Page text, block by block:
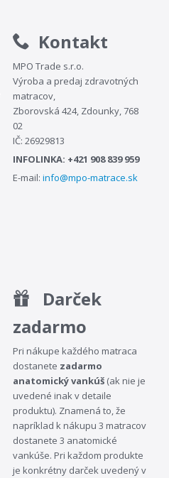
Kontakt
MPO Trade s.r.o.
Výroba a predaj zdravotných
matracov,
Zborovská 424, Zdounky, 768
02
IČ: 26929813
INFOLINKA: +421 908 839 959
E-mail: info@mpo-matrace.sk
Darček
zadarmo
Pri nákupe každého matraca
dostanete zadarmo
anatomický vankúš(ak nie je
uvedené inak v detaile
produktu). Znamená to, že
napríklad k nákupu 3 matracov
dostanete 3 anatomické
vankúše. Pri každom produkte
je konkrétny darček uvedený v